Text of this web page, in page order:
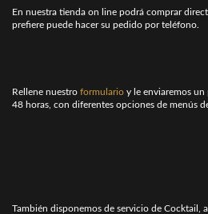
En nuestra tienda on line podrá comprar
prefiere puede hacer su pedido por teléfono.
Rellene nuestro formulario y le enviaremos
48 horas, con diferentes opciones de menús
También disponemos de servicio de Cocktail,